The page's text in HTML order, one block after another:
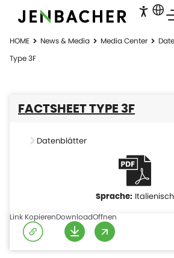
HOME News & Media Media Center
Type 3F
FACTSHEET TYPE 3F
Datenblätter
Italienisch
Link KopierenDownloadOffnen